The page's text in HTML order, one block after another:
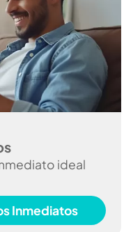
ideal
Inmediatos